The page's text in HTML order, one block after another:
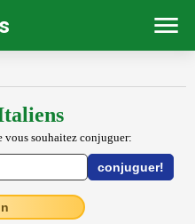
vous souhaitez conjuguer: